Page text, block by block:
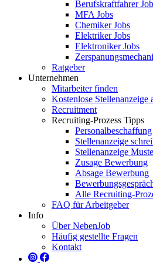
Berufskraftfahrer
MFA Jobs
Chemiker Jobs
Elektriker Jobs
Elektroniker Jobs
Ratgeber
Unternehmen
Mitarbeiter finden
Kostenlose Stellenanzeige
Recruitment
Recruiting-Prozess Tipps
Personalbeschaffung
Stellenanzeige
Stellenanzeige
Zusage Bewerbung
Absage Bewerbung
Alle Recruiting-
FAQ für Arbeitgeber
Info
Über NebenJob
Häufig gestellte Fragen
Kontakt